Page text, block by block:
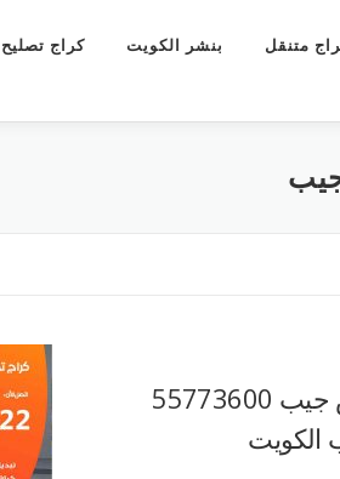
كراج بنشر الكويت متنقل
كراج تصليح سيارات مرسيدس جيب 55773600